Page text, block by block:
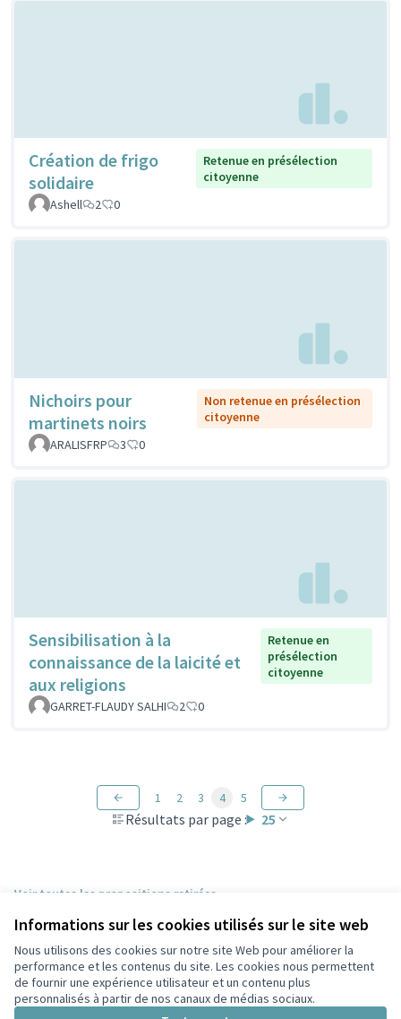
Informations sur les cookies utilisés sur le site web
Nous utilisons des cookies sur notre site Web pour améliorer la
performance et les contenus du site. Les cookies nous permettent
de fournir une expérience utilisateur et un contenu plus
personnalisés à partir de nos canaux de médias sociaux.
Création de frigo
solidaire
Retenue en présélection
citoyenne
Ashell
2 0
Nichoirs pour
martinets noirs
Non retenue en présélection
citoyenne
ARALISFRP
3 0
Sensibilisation à la
connaissance de la laicité et
aux religions
Retenue en
présélection
citoyenne
GARRET-FLAUDY SALHI 2 0
Résultats par page : 25
1 2 3 4 5
Voir toutes les propositions retirées
Conditions d'utilisation
Paramètres des cookies
Participez Villeurbanne sur X
(Lien externe)
Participez Villeurbanne sur Facebook
Participez Villeurbanne sur Instagram
Participez Villeurbanne sur YouTube
(Lien externe)